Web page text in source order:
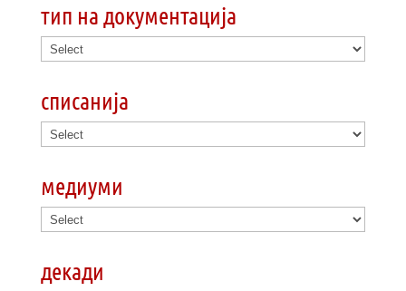
тип на документација
списанија
медиуми
декади